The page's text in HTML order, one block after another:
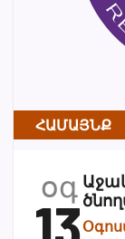
ՀԱՄԱՅՆՔ
օգ